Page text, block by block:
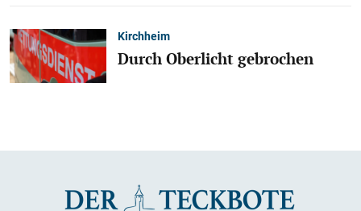
Kirchheim
Durch Oberlicht gebrochen